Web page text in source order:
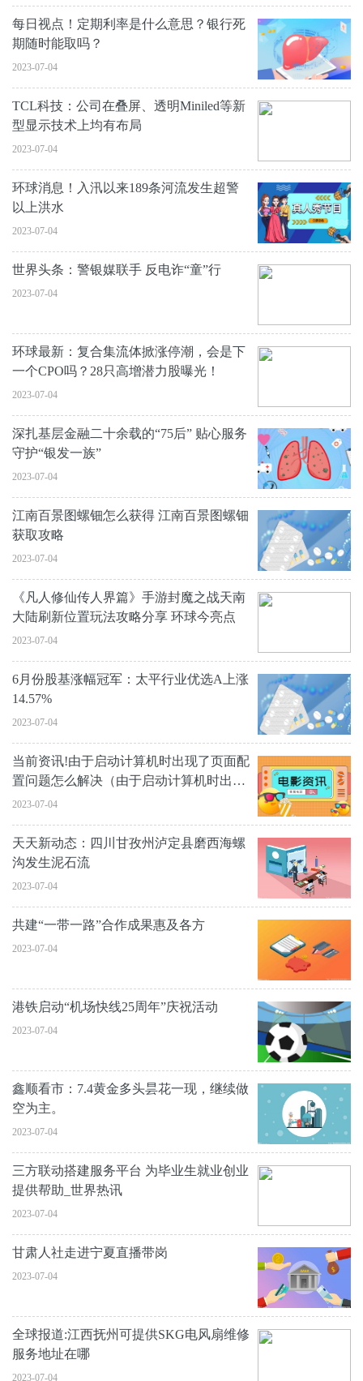
每日视点！定期利率是什么意思？银行死
期随时能取吗？
2023-07-04
TCL科技：公司在叠屏、透明Miniled等新
型显示技术上均有布局
2023-07-04
环球消息！入汛以来189条河流发生超警
以上洪水
2023-07-04
世界头条：警银媒联手 反电诈“童”行
2023-07-04
环球最新：复合集流体掀涨停潮，会是下
一个CPO吗？28只高增潜力股曝光！
2023-07-04
深扎基层金融二十余载的“75后” 贴心服务
守护“银发一族”
2023-07-04
江南百景图螺钿怎么获得 江南百景图螺钿
获取攻略
2023-07-04
《凡人修仙传人界篇》手游封魔之战天南
大陆刷新位置玩法攻略分享 环球今亮点
2023-07-04
6月份股基涨幅冠军：太平行业优选A上涨
14.57%
2023-07-04
当前资讯!由于启动计算机时出现了页面配
置问题怎么解决（由于启动计算机时出现
了页面配置问题）
2023-07-04
天天新动态：四川甘孜州泸定县磨西海螺
沟发生泥石流
2023-07-04
共建“一带一路”合作成果惠及各方
2023-07-04
港铁启动“机场快线25周年”庆祝活动
2023-07-04
鑫顺看市：7.4黄金多头昙花一现，继续做
空为主。
2023-07-04
三方联动搭建服务平台 为毕业生就业创业
提供帮助_世界热讯
2023-07-04
甘肃人社走进宁夏直播带岗
2023-07-04
全球报道:江西抚州可提供SKG电风扇维修
服务地址在哪
2023-07-04